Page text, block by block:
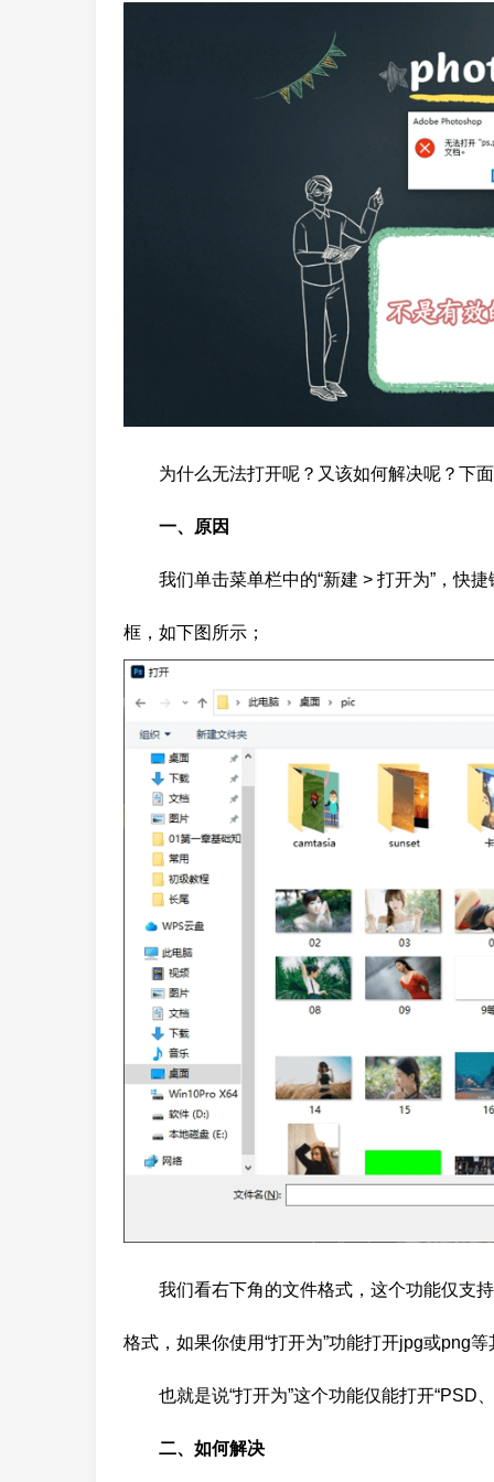
为什么无法打开呢？又该如何解决呢？下
一、原因
我们单击菜单栏中的“新建 > 打开为”，快
框，如下图所示；
我们看右下角的文件格式，这个功能仅支
格式，如果你使用“打开为”功能打开jpg或png
也就是说“打开为”这个功能仅能打开
二、如何解决